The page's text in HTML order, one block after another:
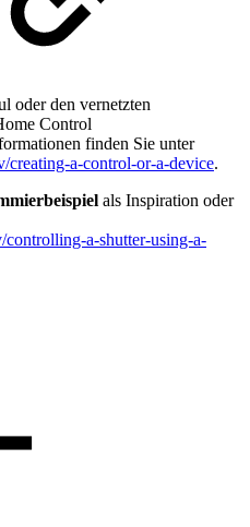
oder den vernetzten
Control
finden Sie unter
creating-a-control-or-a-device.
als Inspiration oder
a-shutter-using-a-